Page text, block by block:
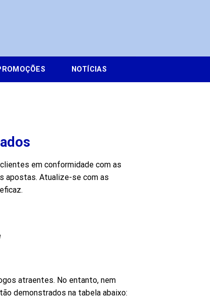
NOTÍCIAS
em conformidade com as
apostas. Atualize-se com as
atraentes. No entanto, nem
demonstrados na tabela abaixo: